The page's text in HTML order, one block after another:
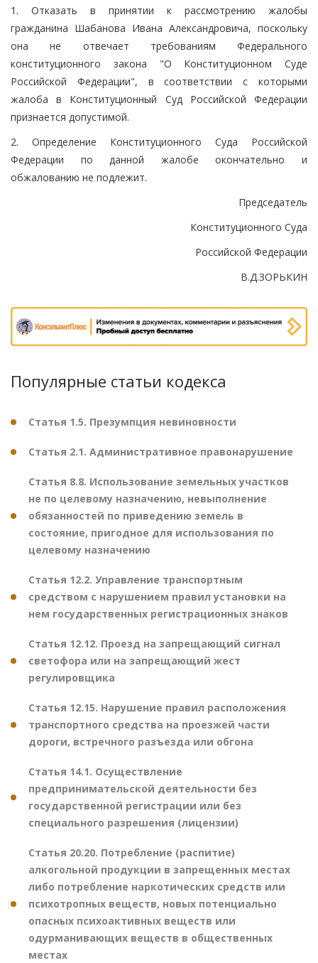
1. Отказать в принятии к рассмотрению жалобы
гражданина Шабанова Ивана Александровича, поскольку
она не отвечает требованиям Федерального
конституционного закона "О Конституционном Суде
Российской Федерации", в соответствии с которыми
жалоба в Конституционный Суд Российской Федерации
признается допустимой.
2. Определение Конституционного Суда Российской
Федерации по данной жалобе окончательно и
обжалованию не подлежит.
Председатель
Конституционного Суда
Российской Федерации
В.Д.ЗОРЬКИН
Популярные статьи кодекса
Статья 1.5. Презумпция невиновности
Статья 2.1. Административное правонарушение
Статья 8.8. Использование земельных участков
не по целевому назначению, невыполнение
обязанностей по приведению земель в
состояние, пригодное для использования по
целевому назначению
Статья 12.2. Управление транспортным
средством с нарушением правил установки на
нем государственных регистрационных знаков
Статья 12.12. Проезд на запрещающий сигнал
светофора или на запрещающий жест
регулировщика
Статья 12.15. Нарушение правил расположения
транспортного средства на проезжей части
дороги, встречного разъезда или обгона
Статья 14.1. Осуществление
предпринимательской деятельности без
государственной регистрации или без
специального разрешения (лицензии)
Статья 20.20. Потребление (распитие)
алкогольной продукции в запрещенных местах
либо потребление наркотических средств или
психотропных веществ, новых потенциально
опасных психоактивных веществ или
одурманивающих веществ в общественных
местах